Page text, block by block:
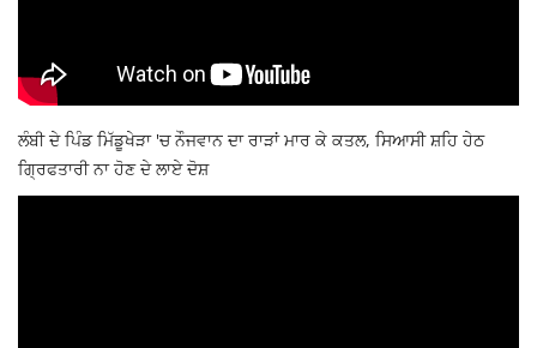
ਲੰਬੀ ਦੇ ਪਿੰਡ ਮਿੱਡੂਖੇੜਾ 'ਚ ਨੌਜਵਾਨ ਦਾ ਰਾੜਾਂ ਮਾਰ ਕੇ ਕਤਲ, ਸਿਆਸੀ ਸ਼ਹਿ ਹੇਠ
ਗ੍ਰਿਫਤਾਰੀ ਨਾ ਹੋਣ ਦੇ ਲਾਏ ਦੋਸ਼